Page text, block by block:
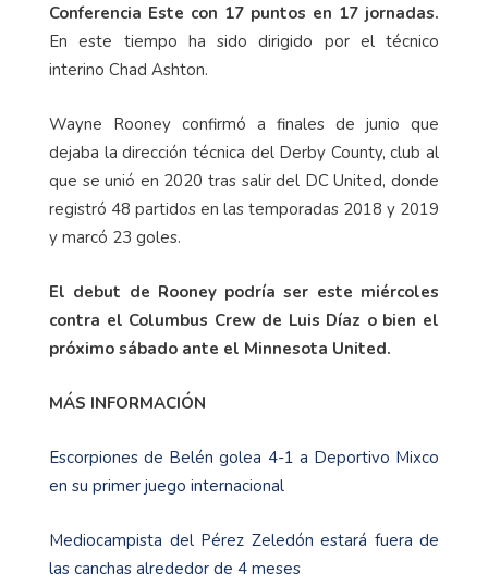
Conferencia Este con 17 puntos en 17 jornadas.
En este tiempo ha sido dirigido por el técnico
interino Chad Ashton.
Wayne Rooney confirmó a finales de junio que
dejaba la dirección técnica del Derby County, club al
que se unió en 2020 tras salir del DC United, donde
registró 48 partidos en las temporadas 2018 y 2019
y marcó 23 goles.
El debut de Rooney podría ser este miércoles
contra el Columbus Crew de Luis Díaz o bien el
próximo sábado ante el Minnesota United.
MÁS INFORMACIÓN
Escorpiones de Belén golea 4-1 a Deportivo Mixco
en su primer juego internacional
Mediocampista del Pérez Zeledón estará fuera de
las canchas alrededor de 4 meses